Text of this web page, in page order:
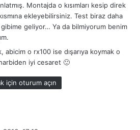
Montajda o kısımları kesip direk
ekleyebilirsiniz. Test biraz daha
geliyor… Ya da bilmiyorum benim
abicim o rx100 ise dışarıya koymak o
iyi cesaret 🙂
için oturum açın